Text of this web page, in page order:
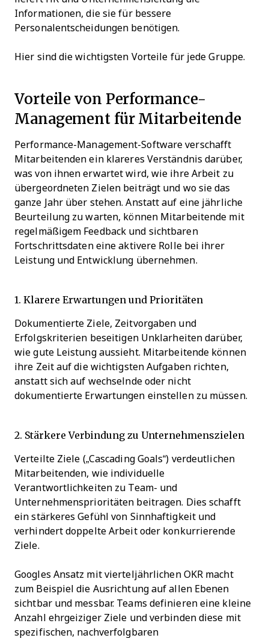
Informationen, die sie für bessere
Personalentscheidungen benötigen.
Hier sind die wichtigsten Vorteile für jede Gruppe.
Vorteile von Performance-
Management für Mitarbeitende
Performance-Management-Software verschafft
Mitarbeitenden ein klareres Verständnis darüber,
was von ihnen erwartet wird, wie ihre Arbeit zu
übergeordneten Zielen beiträgt und wo sie das
ganze Jahr über stehen. Anstatt auf eine jährliche
Beurteilung zu warten, können Mitarbeitende mit
regelmäßigem Feedback und sichtbaren
Fortschrittsdaten eine aktivere Rolle bei ihrer
Leistung und Entwicklung übernehmen.
1. Klarere Erwartungen und Prioritäten
Dokumentierte Ziele, Zeitvorgaben und
Erfolgskriterien beseitigen Unklarheiten darüber,
wie gute Leistung aussieht. Mitarbeitende können
ihre Zeit auf die wichtigsten Aufgaben richten,
anstatt sich auf wechselnde oder nicht
dokumentierte Erwartungen einstellen zu müssen.
2. Stärkere Verbindung zu Unternehmenszielen
Verteilte Ziele („Cascading Goals“) verdeutlichen
Mitarbeitenden, wie individuelle
Verantwortlichkeiten zu Team- und
Unternehmensprioritäten beitragen. Dies schafft
ein stärkeres Gefühl von Sinnhaftigkeit und
verhindert doppelte Arbeit oder konkurrierende
Ziele.
Googles Ansatz mit vierteljährlichen OKR macht
zum Beispiel die Ausrichtung auf allen Ebenen
sichtbar und messbar. Teams definieren eine kleine
Anzahl ehrgeiziger Ziele und verbinden diese mit
spezifischen, nachverfolgbaren